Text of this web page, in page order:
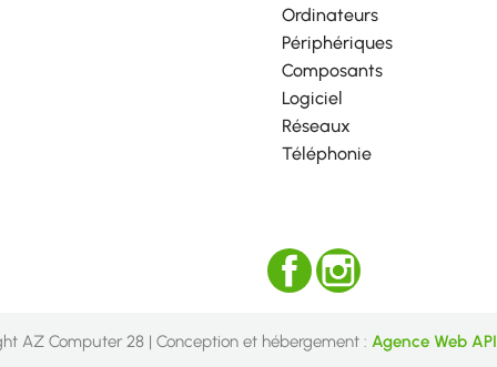
Ordinateurs
Périphériques
Composants
Logiciel
Réseaux
Téléphonie
Facebook
AZ Computer 28 | Conception et hébergement : Agence Web